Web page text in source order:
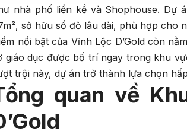
nhà phố liền kề và Shophouse. Dự
sở hữu sổ đỏ lâu dài, phù hợp cho
nổi bật của Vĩnh Lộc D’Gold còn
giáo dục được bố trí ngay trong khu
trội này, dự án trở thành lựa chọn
quan về